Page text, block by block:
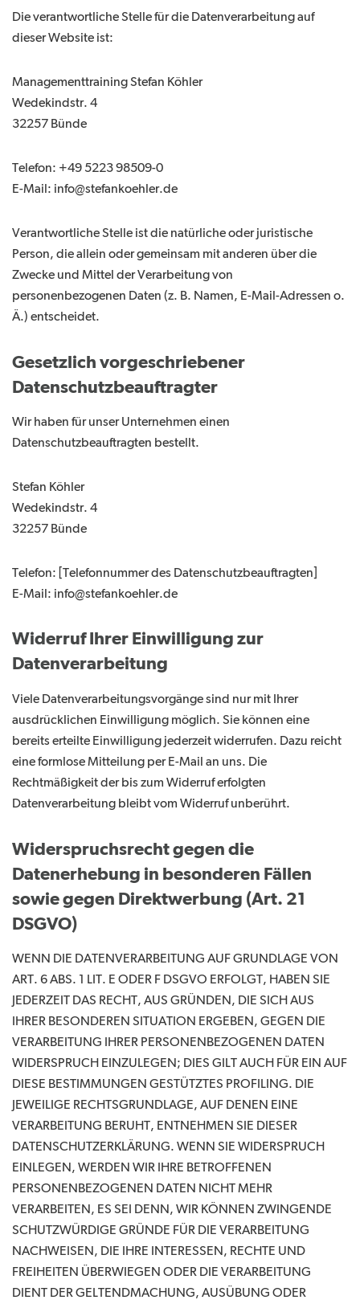
Die verantwortliche Stelle für die Datenverarbeitung auf
dieser Website ist:
Managementtraining Stefan Köhler
Wedekindstr. 4
32257 Bünde
Telefon: +49 5223 98509-0
E-Mail: info@stefankoehler.de
Verantwortliche Stelle ist die natürliche oder juristische
Person, die allein oder gemeinsam mit anderen über die
Zwecke und Mittel der Verarbeitung von
personenbezogenen Daten (z. B. Namen, E-Mail-Adressen o.
Ä.) entscheidet.
Gesetzlich vorgeschriebener
Datenschutzbeauftragter
Wir haben für unser Unternehmen einen
Datenschutzbeauftragten bestellt.
Stefan Köhler
Wedekindstr. 4
32257 Bünde
Telefon: [Telefonnummer des Datenschutzbeauftragten]
E-Mail: info@stefankoehler.de
Widerruf Ihrer Einwilligung zur
Datenverarbeitung
Viele Datenverarbeitungsvorgänge sind nur mit Ihrer
ausdrücklichen Einwilligung möglich. Sie können eine
bereits erteilte Einwilligung jederzeit widerrufen. Dazu reicht
eine formlose Mitteilung per E-Mail an uns. Die
Rechtmäßigkeit der bis zum Widerruf erfolgten
Datenverarbeitung bleibt vom Widerruf unberührt.
Widerspruchsrecht gegen die
Datenerhebung in besonderen Fällen
sowie gegen Direktwerbung (Art. 21
DSGVO)
WENN DIE DATENVERARBEITUNG AUF GRUNDLAGE VON
ART. 6 ABS. 1 LIT. E ODER F DSGVO ERFOLGT, HABEN SIE
JEDERZEIT DAS RECHT, AUS GRÜNDEN, DIE SICH AUS
IHRER BESONDEREN SITUATION ERGEBEN, GEGEN DIE
VERARBEITUNG IHRER PERSONENBEZOGENEN DATEN
WIDERSPRUCH EINZULEGEN; DIES GILT AUCH FÜR EIN AUF
DIESE BESTIMMUNGEN GESTÜTZTES PROFILING. DIE
JEWEILIGE RECHTSGRUNDLAGE, AUF DENEN EINE
VERARBEITUNG BERUHT, ENTNEHMEN SIE DIESER
DATENSCHUTZERKLÄRUNG. WENN SIE WIDERSPRUCH
EINLEGEN, WERDEN WIR IHRE BETROFFENEN
PERSONENBEZOGENEN DATEN NICHT MEHR
VERARBEITEN, ES SEI DENN, WIR KÖNNEN ZWINGENDE
SCHUTZWÜRDIGE GRÜNDE FÜR DIE VERARBEITUNG
NACHWEISEN, DIE IHRE INTERESSEN, RECHTE UND
FREIHEITEN ÜBERWIEGEN ODER DIE VERARBEITUNG
DIENT DER GELTENDMACHUNG, AUSÜBUNG ODER